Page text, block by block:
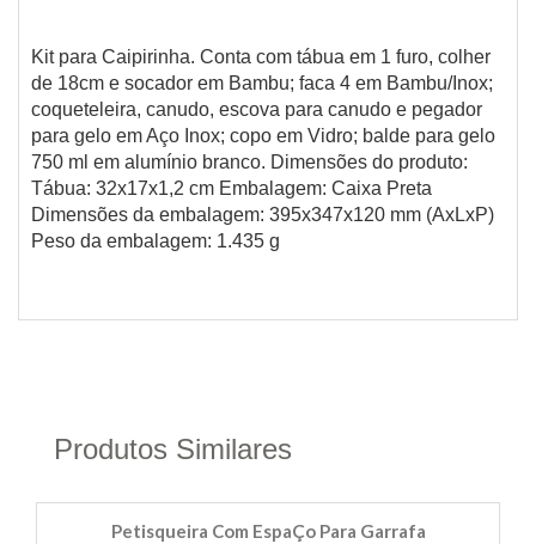
Kit para Caipirinha. Conta com tábua em 1 furo, colher
de 18cm e socador em Bambu; faca 4 em Bambu/Inox;
coqueteleira, canudo, escova para canudo e pegador
para gelo em Aço Inox; copo em Vidro; balde para gelo
750 ml em alumínio branco. Dimensões do produto:
Tábua: 32x17x1,2 cm Embalagem: Caixa Preta
Dimensões da embalagem: 395x347x120 mm (AxLxP)
Peso da embalagem: 1.435 g
Produtos Similares
Petisqueira Com EspaÇo Para Garrafa